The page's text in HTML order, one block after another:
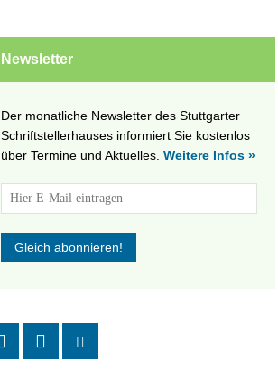
Newsletter
Der monatliche Newsletter des Stuttgarter
Schriftstellerhauses informiert Sie kostenlos
über Termine und Aktuelles. Weitere Infos »